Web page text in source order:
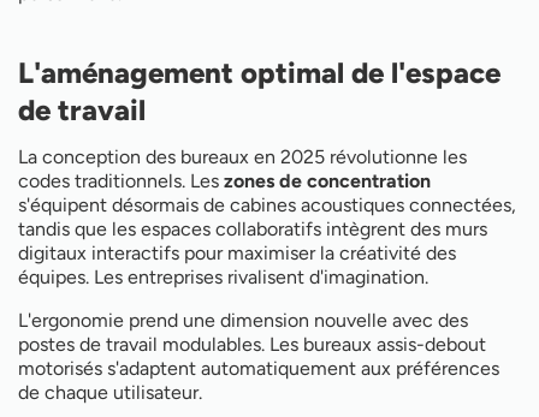
L'aménagement optimal de l'espace
de travail
La conception des bureaux en 2025 révolutionne les
codes traditionnels. Les zones de concentration
s'équipent désormais de cabines acoustiques connectées,
tandis que les espaces collaboratifs intègrent des murs
digitaux interactifs pour maximiser la créativité des
équipes. Les entreprises rivalisent d'imagination.
L'ergonomie prend une dimension nouvelle avec des
postes de travail modulables. Les bureaux assis-debout
motorisés s'adaptent automatiquement aux préférences
de chaque utilisateur.